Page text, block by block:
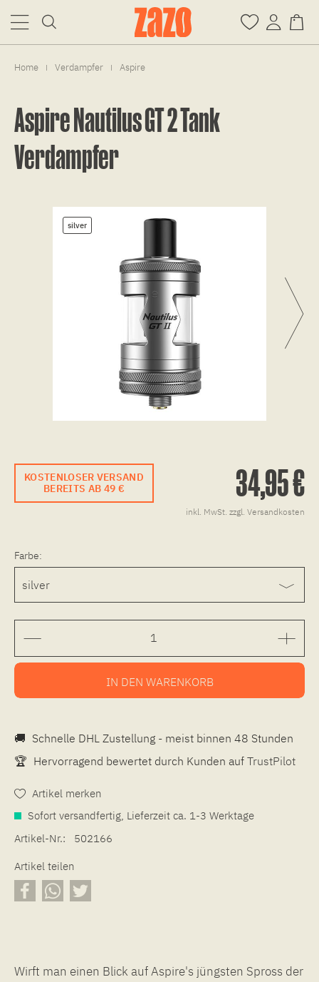
Home | Verdampfer | Aspire
Aspire Nautilus GT 2 Tank
Verdampfer
silver
KOSTENLOSER VERSAND
BEREITS AB 49 €
34,95 €
inkl. MwSt. zzgl. Versandkosten
Farbe:
IN DEN WARENKORB
🚚 Schnelle DHL Zustellung - meist binnen 48 Stunden
🏆 Hervorragend bewertet durch Kunden auf TrustPilot
Artikel merken
Sofort versandfertig, Lieferzeit ca. 1-3 Werktage
Artikel-Nr.:
502166
Artikel teilen
Wirft man einen Blick auf Aspire's jüngsten Spross der